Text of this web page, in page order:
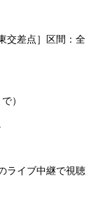
交差点］区間：全
）
ライブ中継で視聴